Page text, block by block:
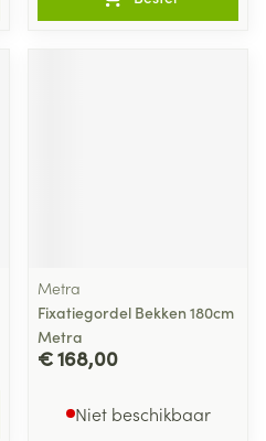
Metra
Fixatiegordel Bekken 180cm
Metra
€ 168,00
Niet beschikbaar